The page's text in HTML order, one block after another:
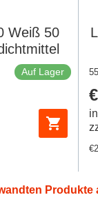
Weiß 50
Auf Lager
Produkte